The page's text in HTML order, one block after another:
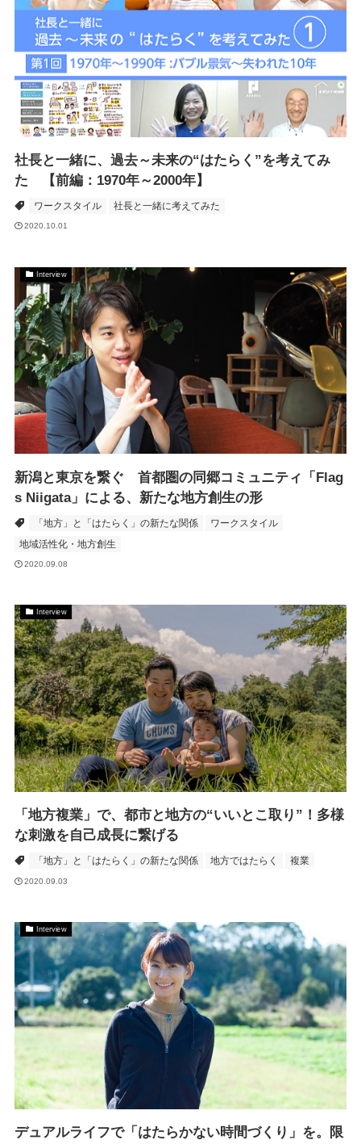
社長と一緒に、過去～未来の“はたらく”を考えてみ
た 【前編：1970年～2000年】
ワークスタイル 社長と一緒に考えてみた
2020.10.01
Interview
新潟と東京を繋ぐ 首都圏の同郷コミュニティ「Flag
s Niigata」による、新たな地方創生の形
「地方」と「はたらく」の新たな関係
ワークスタイル
地域活性化・地方創生
2020.09.08
Interview
「地方複業」で、都市と地方の“いいとこ取り”！多様
な刺激を自己成長に繋げる
「地方」と「はたらく」の新たな関係 地方ではたらく 複業
2020.09.03
Interview
デュアルライフで「はたらかない時間づくり」を。限